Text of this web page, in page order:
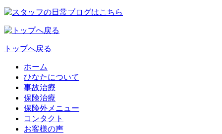
トップへ戻る
ホーム
ひなたについて
事故治療
保険治療
保険外メニュー
コンタクト
お客様の声